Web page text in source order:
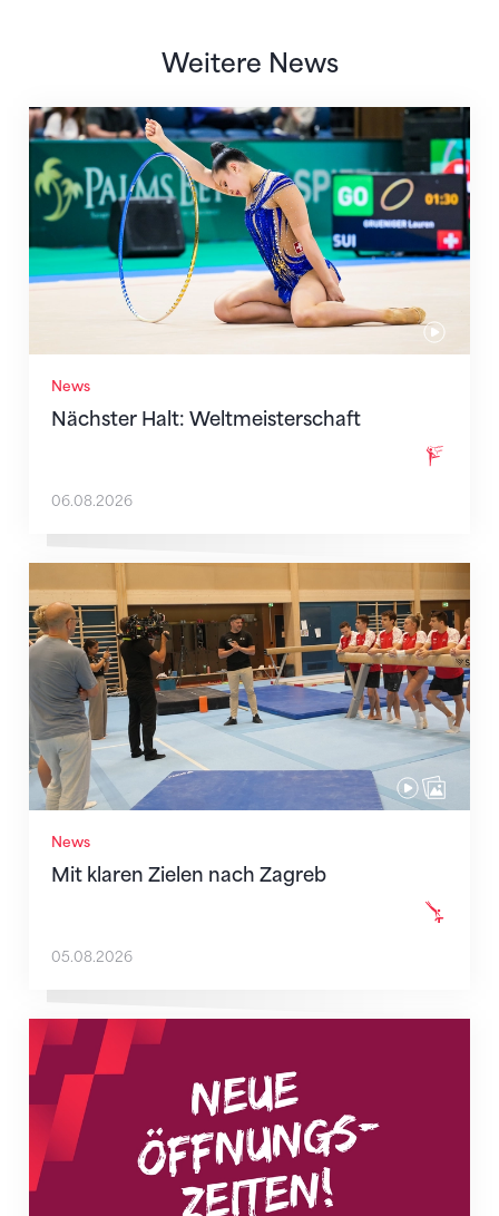
Weitere News
News
Nächster Halt: Weltmeisterschaft
Nächster Halt: Weltmeisterschaft
06.08.2026
News
Mit klaren Zielen nach Zagreb
Mit klaren Zielen nach Zagreb
05.08.2026
Neue Empfangszeiten ab 1. August 2026